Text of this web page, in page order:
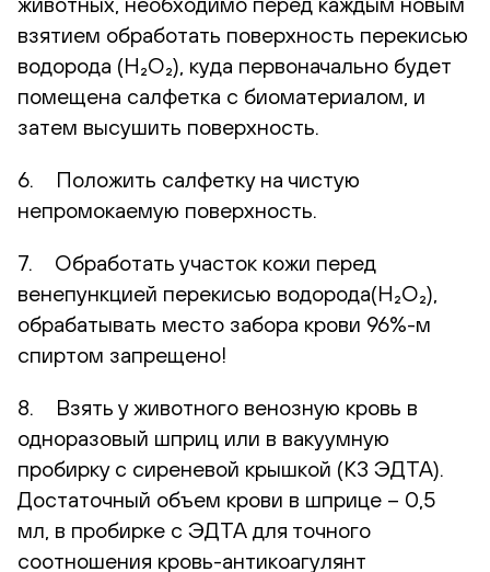
взятием обработать поверхность перекисью
водорода (H₂O₂), куда первоначально будет
помещена салфетка с биоматериалом, и
затем высушить поверхность.
6. Положить салфетку на чистую
непромокаемую поверхность.
7. Обработать участок кожи перед
венепункцией перекисью водорода(H₂O₂),
обрабатывать место забора крови 96%-м
спиртом запрещено!
8. Взять у животного венозную кровь в
одноразовый шприц или в вакуумную
пробирку с сиреневой крышкой (К3 ЭДТА).
Достаточный объем крови в шприце – 0,5
мл, в пробирке с ЭДТА для точного
соотношения кровь-антикоагулянт